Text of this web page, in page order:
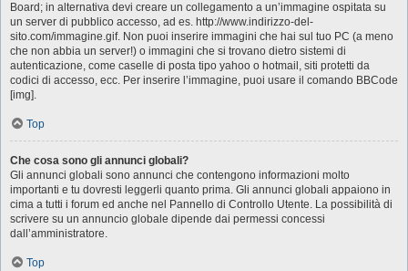
Board; in alternativa devi creare un collegamento a un’immagine ospitata su
un server di pubblico accesso, ad es. http://www.indirizzo-del-
sito.com/immagine.gif. Non puoi inserire immagini che hai sul tuo PC (a meno
che non abbia un server!) o immagini che si trovano dietro sistemi di
autenticazione, come caselle di posta tipo yahoo o hotmail, siti protetti da
codici di accesso, ecc. Per inserire l’immagine, puoi usare il comando BBCode
[img].
Top
Che cosa sono gli annunci globali?
Gli annunci globali sono annunci che contengono informazioni molto
importanti e tu dovresti leggerli quanto prima. Gli annunci globali appaiono in
cima a tutti i forum ed anche nel Pannello di Controllo Utente. La possibilità di
scrivere su un annuncio globale dipende dai permessi concessi
dall’amministratore.
Top